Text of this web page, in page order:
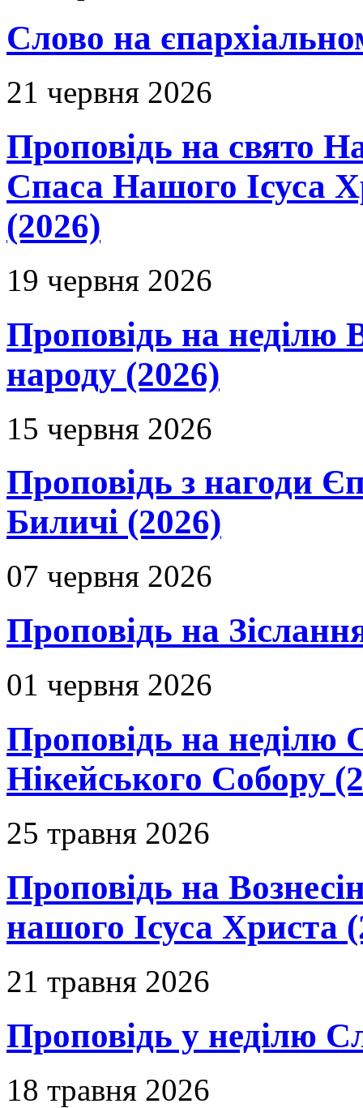
Слово на
21 червня 2026
Проповідь на свято
Спаса Нашого Ісуса
(2026)
19 червня 2026
Проповідь на неділю
народу (2026)
15 червня 2026
Проповідь з нагоди
Биличі (2026)
07 червня 2026
Проповідь на
01 червня 2026
Проповідь на неділю
Нікейського Собору
25 травня 2026
Проповідь на
нашого Ісуса Христа
21 травня 2026
Проповідь у неділю
18 травня 2026